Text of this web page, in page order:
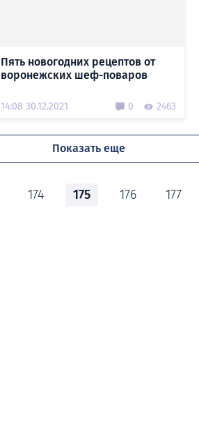
Пять новогодних рецептов от
воронежских шеф-поваров
14:08 30.12.2021 0 2463
Показать еще
174 175 176 177